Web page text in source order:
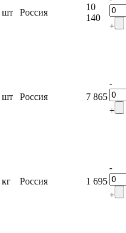
шт Россия
10
140
+
шт Россия 7 865
-
+
кг Россия 1 695
-
+